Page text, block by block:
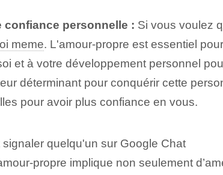
confiance personnelle : Si vous voulez
meme. L'amour-propre est essentiel
et à votre développement personnel
déterminant pour conquérir cette
pour avoir plus confiance en vous.
quelqu'un sur Google Chat
propre implique non seulement